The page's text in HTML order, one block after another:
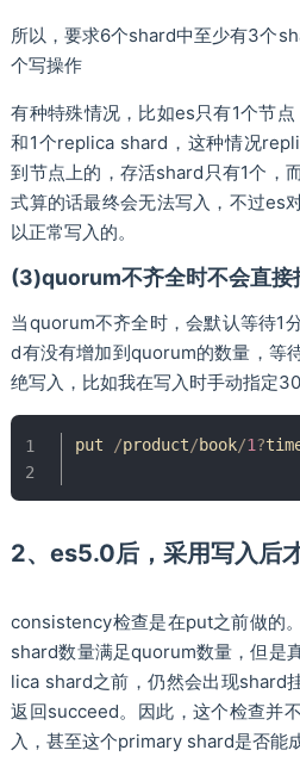
所以，要求6个shard中至少有3个
个写操作
有种特殊情况，比如es只有1个节
和1个replica shard，这种情况
到节点上的，存活shard只有1个，
式算的话最终会无法写入，不过es
以正常写入的。
(3)quorum不齐全时不会直接
当quorum不齐全时，会默认等待1
d有没有增加到quorum的数量，等
绝写入，比如我在写入时手动指定
put /product/book/1?
2、es5.0后，采用写入后
consistency检查是在put之前做的
shard数量满足quorum数量，但是
lica shard之前，仍然会出现shard
返回succeed。因此，这个检查并
入，甚至这个primary shard是否能